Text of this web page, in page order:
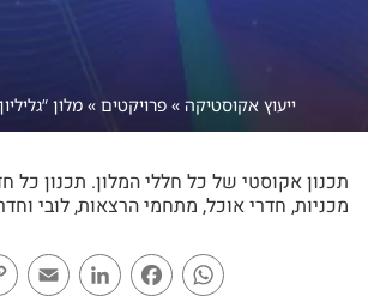
ייעוץ אקוסטיקה » פרויקטים » מלון
תכנון אקוסטי של כל חללי המלון. תכנון כל
מכניות, חדרי אוכל, מתחמי הרצאות, לובי
WhatsApp
Facebook
LinkedIn